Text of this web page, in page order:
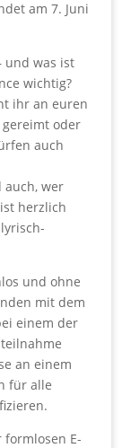
am 7. Juni
und was ist
wichtig?
ihr an euren
oder
auch
wer
herzlich
und ohne
mit dem
einem der
an einem
für alle
E-